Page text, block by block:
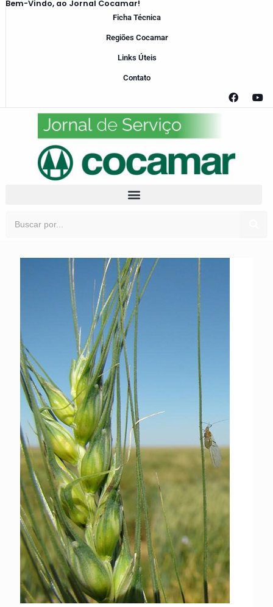
Bem-Vindo, ao Jornal Cocamar!
Ficha Técnica
Regiões Cocamar
Links Úteis
Contato